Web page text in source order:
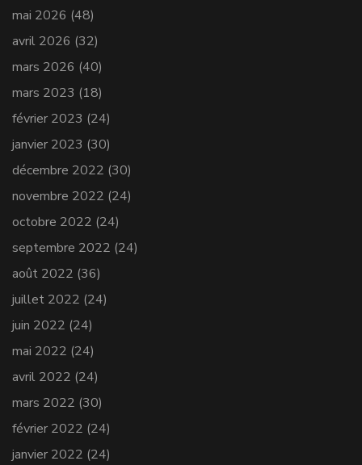
mai 2026 (48)
avril 2026 (32)
mars 2026 (40)
mars 2023 (18)
février 2023 (24)
janvier 2023 (30)
décembre 2022 (30)
novembre 2022 (24)
octobre 2022 (24)
septembre 2022 (24)
août 2022 (36)
juillet 2022 (24)
juin 2022 (24)
mai 2022 (24)
avril 2022 (24)
mars 2022 (30)
février 2022 (24)
janvier 2022 (24)